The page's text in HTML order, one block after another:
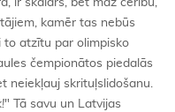
ir skaidrs, bet maz cerību,
kamēr tas nebūs
to atzītu par olimpisko
čempionātos piedalās
neiekļauj skrituļslidošanu.
" Tā savu un Latvijas